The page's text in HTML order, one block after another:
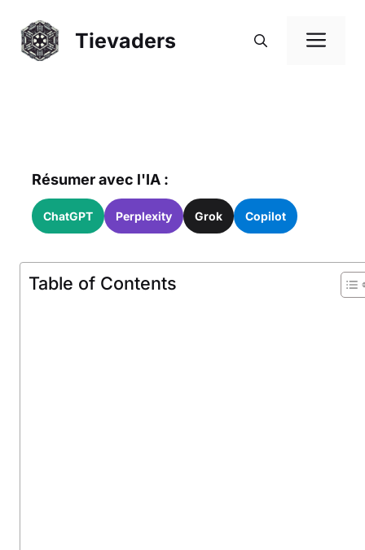
contenu
Tievaders
Résumer avec l'IA :
ChatGPT Perplexity Grok Copilot
Table of Contents